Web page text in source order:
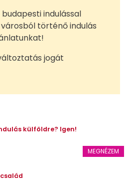
indulással
történő indulás
jogát
külföldre? Igen!
MEGNÉZEM